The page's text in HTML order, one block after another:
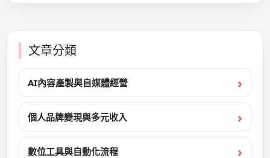
文章分類
AI內容產製與自媒體經營
個人品牌變現與多元收入
數位工具與自動化流程